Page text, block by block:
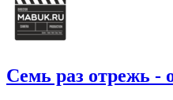
Семь раз отрежь -